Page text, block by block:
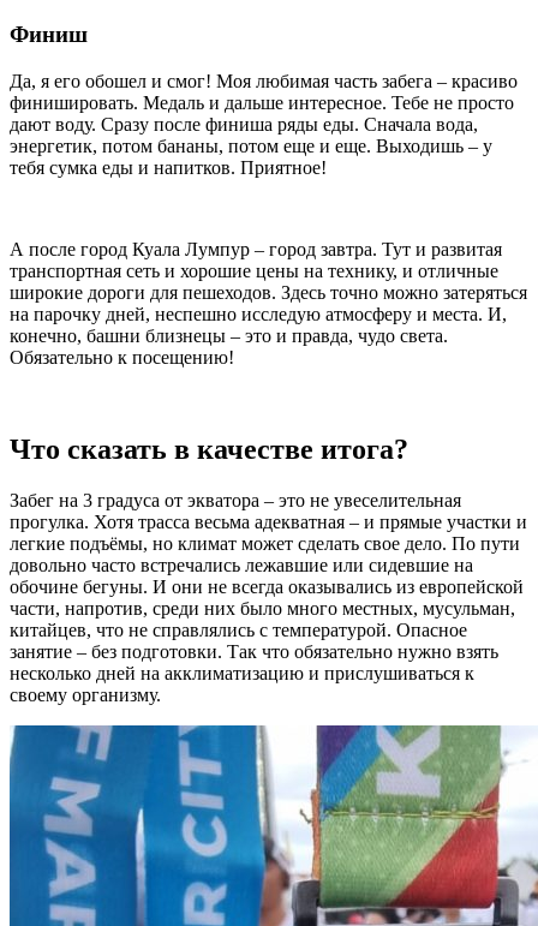
Финиш
Да, я его обошел и смог! Моя любимая часть забега – красиво
финишировать. Медаль и дальше интересное. Тебе не просто
дают воду. Сразу после финиша ряды еды. Сначала вода,
энергетик, потом бананы, потом еще и еще. Выходишь – у
тебя сумка еды и напитков. Приятное!
А после город Куала Лумпур – город завтра. Тут и развитая
транспортная сеть и хорошие цены на технику, и отличные
широкие дороги для пешеходов. Здесь точно можно затеряться
на парочку дней, неспешно исследую атмосферу и места. И,
конечно, башни близнецы – это и правда, чудо света.
Обязательно к посещению!
Что сказать в качестве итога?
Забег на 3 градуса от экватора – это не увеселительная
прогулка. Хотя трасса весьма адекватная – и прямые участки и
легкие подъёмы, но климат может сделать свое дело. По пути
довольно часто встречались лежавшие или сидевшие на
обочине бегуны. И они не всегда оказывались из европейской
части, напротив, среди них было много местных, мусульман,
китайцев, что не справлялись с температурой. Опасное
занятие – без подготовки. Так что обязательно нужно взять
несколько дней на акклиматизацию и прислушиваться к
своему организму.